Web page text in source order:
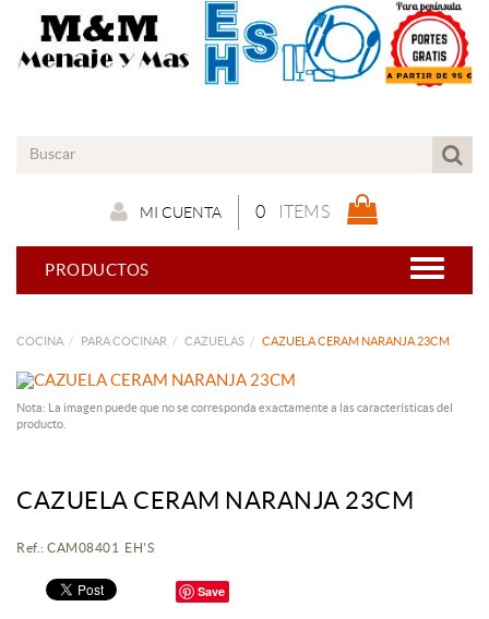
0 ITEMS
MI CUENTA
PRODUCTOS
COCINA PARA COCINAR CAZUELAS CAZUELA CERAM NARANJA 23CM
Nota: La imagen puede que no se corresponda exactamente a las características del
producto.
CAZUELA CERAM NARANJA 23CM
Ref.: CAM08401 EH'S
Save